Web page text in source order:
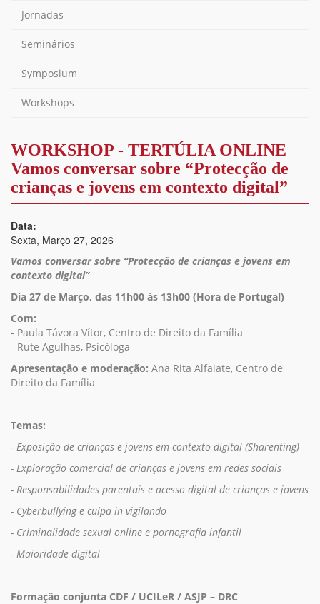
Jornadas
Seminários
Symposium
Workshops
WORKSHOP - TERTÚLIA ONLINE
Vamos conversar sobre “Protecção de
crianças e jovens em contexto digital”
Data:
Sexta, Março 27, 2026
Vamos conversar sobre “Protecção de crianças e jovens em
contexto digital”
Dia 27 de Março, das 11h00 às 13h00 (Hora de Portugal)
Com:
- Paula Távora Vítor, Centro de Direito da Família
- Rute Agulhas, Psicóloga
Apresentação e moderação: Ana Rita Alfaiate, Centro de
Direito da Família
Temas:
- Exposição de crianças e jovens em contexto digital (Sharenting)
- Exploração comercial de crianças e jovens em redes sociais
- Responsabilidades parentais e acesso digital de crianças e jovens
- Cyberbullying e culpa in vigilando
- Criminalidade sexual online e pornografia infantil
- Maioridade digital
Formação conjunta CDF / UCILeR / ASJP – DRC